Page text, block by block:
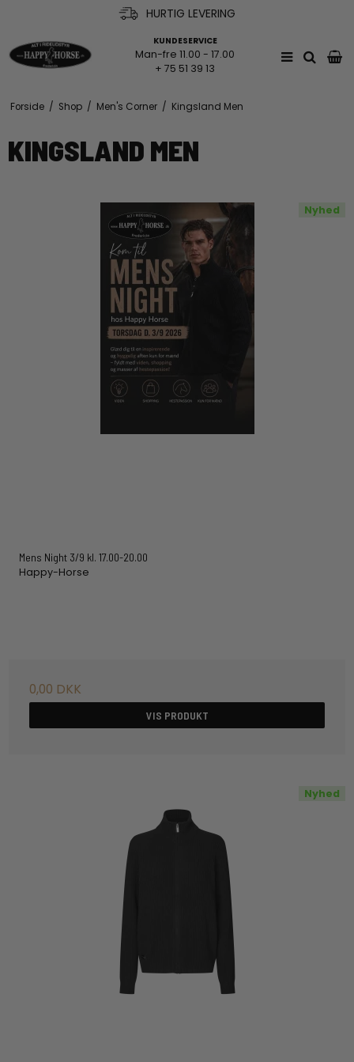
HURTIG LEVERING
KUNDESERVICE
Man-fre 11.00 - 17.00
+ 75 51 39 13
Forside / Shop / Men's Corner / Kingsland Men
KINGSLAND MEN
Nyhed
Mens Night 3/9 kl. 17.00-20.00
Happy-Horse
0,00 DKK
VIS PRODUKT
Nyhed